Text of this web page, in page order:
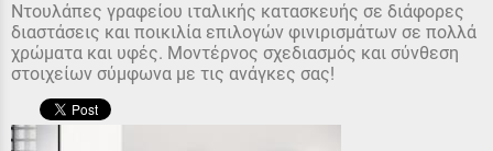
Ντουλάπες γραφείου ιταλικής κατασκευής σε διάφορες
διαστάσεις και ποικιλία επιλογών φινιρισμάτων σε πολλά
χρώματα και υφές. Μοντέρνος σχεδιασμός και σύνθεση
στοιχείων σύμφωνα με τις ανάγκες σας!